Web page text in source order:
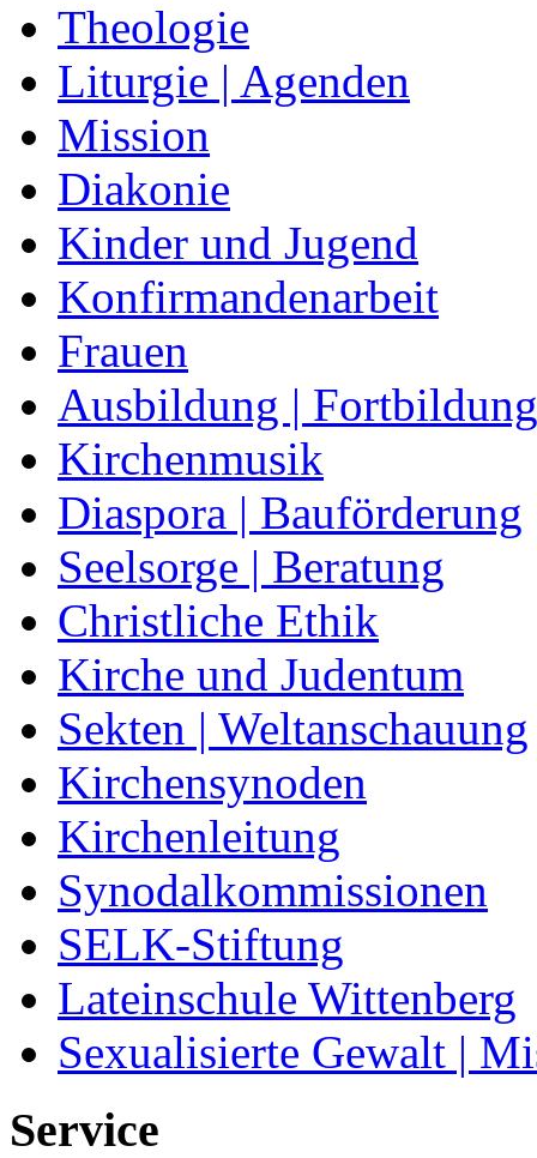
Theologie
Liturgie | Agenden
Mission
Diakonie
Kinder und Jugend
Konfirmandenarbeit
Frauen
Ausbildung | Fortbildung
Kirchenmusik
Diaspora | Bauförderung
Seelsorge | Beratung
Christliche Ethik
Kirche und Judentum
Sekten | Weltanschauung
Kirchensynoden
Kirchenleitung
Synodalkommissionen
SELK-Stiftung
Lateinschule Wittenberg
Sexualisierte Gewalt |
Service